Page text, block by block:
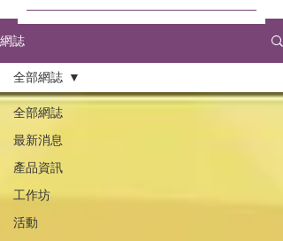
網誌
全部網誌
最新消息
產品資訊
工作坊
活動
全部網誌